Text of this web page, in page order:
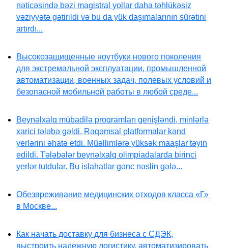
nəticəsində bəzi magistral yollar daha təhlükəsiz
vəziyyətə gətirildi və bu da yük daşımalarının sürətini
artırdı...
Высокозащищенные ноутбуки нового поколения
для экстремальной эксплуатации, промышленной
автоматизации, военных задач, полевых условий и
безопасной мобильной работы в любой среде...
Beynəlxalq mübadilə proqramları genişləndi, minlərlə
xarici tələbə gəldi. Rəqəmsal platformalar kənd
yerlərini əhatə etdi. Müəllimlərə yüksək maaşlar təyin
edildi. Tələbələr beynəlxalq olimpiadalarda birinci
yerlər tutdular. Bu islahatlar gənc nəslin gələ...
Обезвреживание медицинских отходов класса «Г»
в Москве...
Как начать доставку для бизнеса с СДЭК,
выстроить надежную логистику, автоматизировать